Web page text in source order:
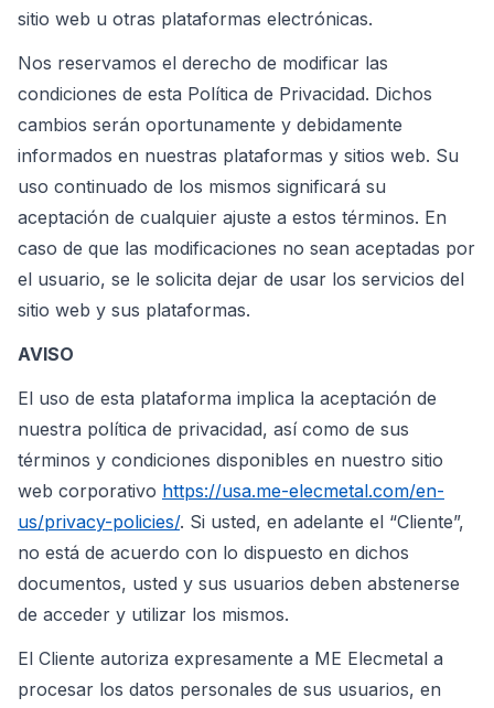
sitio web u otras plataformas electrónicas.
Nos reservamos el derecho de modificar las
condiciones de esta Política de Privacidad. Dichos
cambios serán oportunamente y debidamente
informados en nuestras plataformas y sitios web. Su
uso continuado de los mismos significará su
aceptación de cualquier ajuste a estos términos. En
caso de que las modificaciones no sean aceptadas por
el usuario, se le solicita dejar de usar los servicios del
sitio web y sus plataformas.
AVISO
El uso de esta plataforma implica la aceptación de
nuestra política de privacidad, así como de sus
términos y condiciones disponibles en nuestro sitio
web corporativo https://usa.me-elecmetal.com/en-
us/privacy-policies/. Si usted, en adelante el “Cliente”,
no está de acuerdo con lo dispuesto en dichos
documentos, usted y sus usuarios deben abstenerse
de acceder y utilizar los mismos.
El Cliente autoriza expresamente a ME Elecmetal a
procesar los datos personales de sus usuarios, en